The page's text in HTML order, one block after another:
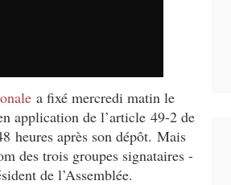
a fixé mercredi matin le
application de l’article 49-2 de
heures après son dépôt. Mais
des trois groupes signataires -
de l’Assemblée.